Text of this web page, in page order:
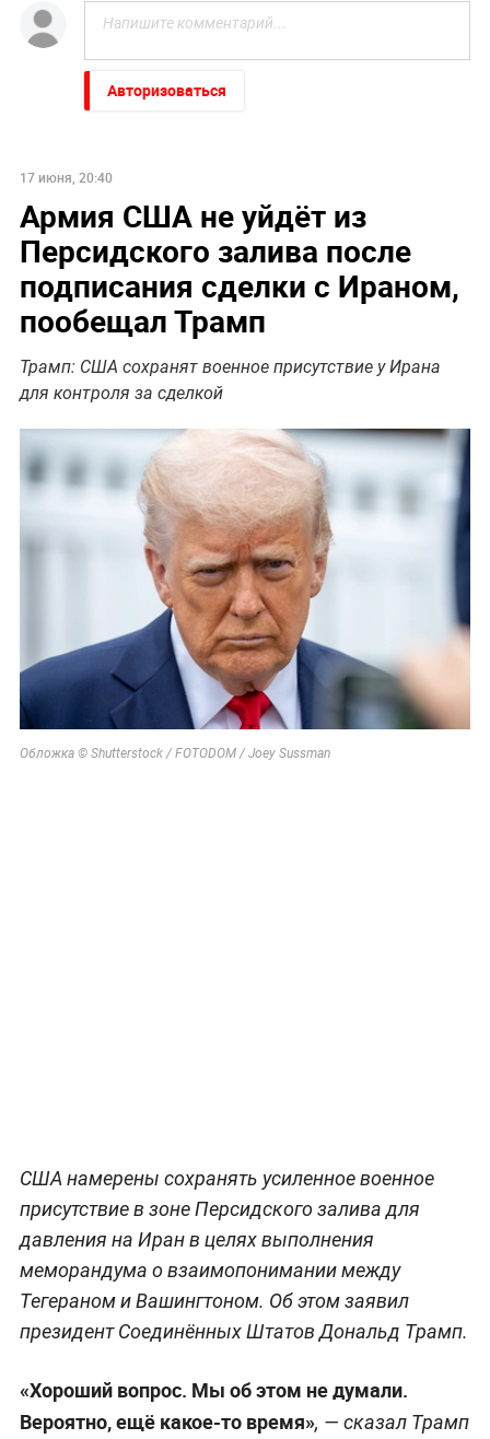
Авторизоваться
17 июня, 20:40
Армия США не уйдёт из
Персидского залива после
подписания сделки с Ираном,
пообещал Трамп
Трамп: США сохранят военное присутствие у Ирана
для контроля за сделкой
Обложка © Shutterstock / FOTODOM / Joey Sussman
США намерены сохранять усиленное военное
присутствие в зоне Персидского залива для
давления на Иран в целях выполнения
меморандума о взаимопонимании между
Тегераном и Вашингтоном. Об этом заявил
президент Соединённых Штатов Дональд Трамп.
«Хороший вопрос. Мы об этом не думали.
Вероятно, ещё какое-то время», — сказал Трамп